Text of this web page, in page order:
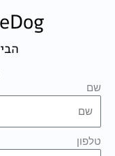
שם
טלפון